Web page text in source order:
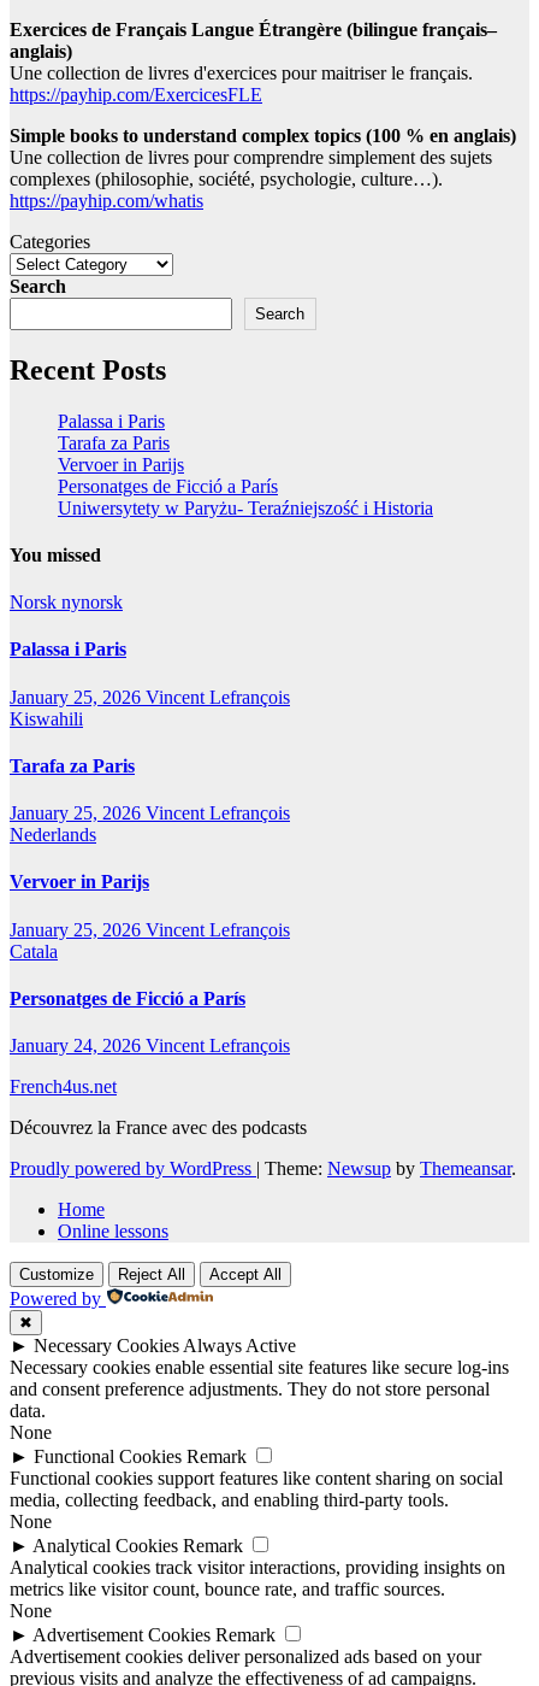
Exercices de Français Langue Étrangère (bilingue français–
anglais)
Une collection de livres d'exercices pour maitriser le français.
https://payhip.com/ExercicesFLE
Simple books to understand complex topics (100 % en anglais)
Une collection de livres pour comprendre simplement des sujets
complexes (philosophie, société, psychologie, culture…).
https://payhip.com/whatis
Categories
Search
Search
Recent Posts
Palassa i Paris
Tarafa za Paris
Vervoer in Parijs
Personatges de Ficció a París
Uniwersytety w Paryżu- Teraźniejszość i Historia
You missed
Norsk nynorsk
Palassa i Paris
January 25, 2026 Vincent Lefrançois
Kiswahili
Tarafa za Paris
January 25, 2026 Vincent Lefrançois
Nederlands
Vervoer in Parijs
January 25, 2026 Vincent Lefrançois
Catala
Personatges de Ficció a París
January 24, 2026 Vincent Lefrançois
French4us.net
Découvrez la France avec des podcasts
Proudly powered by WordPress | Theme: Newsup by Themeansar.
Home
Online lessons
Customize Reject All Accept All
Powered by
✖
► Necessary Cookies Always Active
Necessary cookies enable essential site features like secure log-ins
and consent preference adjustments. They do not store personal
data.
None
► Functional Cookies Remark
Functional cookies support features like content sharing on social
media, collecting feedback, and enabling third-party tools.
None
► Analytical Cookies Remark
Analytical cookies track visitor interactions, providing insights on
metrics like visitor count, bounce rate, and traffic sources.
None
► Advertisement Cookies Remark
Advertisement cookies deliver personalized ads based on your
previous visits and analyze the effectiveness of ad campaigns.